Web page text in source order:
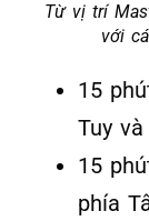
Từ vị trí
với
15
Tuy
15
phía